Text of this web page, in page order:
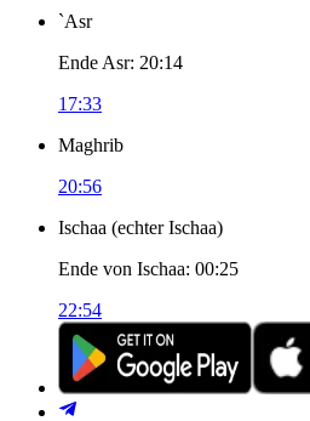
`Asr
Ende Asr: 20:14
17:33
Maghrib
20:56
Ischaa (echter Ischaa)
Ende von Ischaa: 00:25
22:54